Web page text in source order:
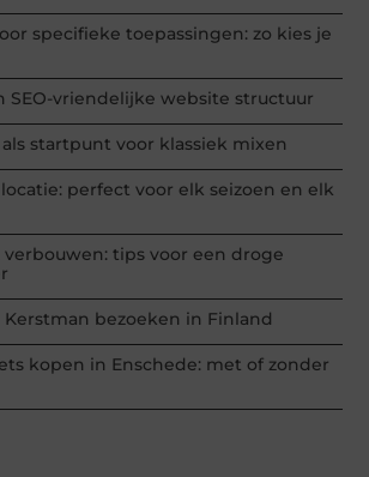
specifieke toepassingen: zo kies je
SEO-vriendelijke website structuur
startpunt voor klassiek mixen
perfect voor elk seizoen en elk
tips voor een droge
bezoeken in Finland
kopen in Enschede: met of zonder